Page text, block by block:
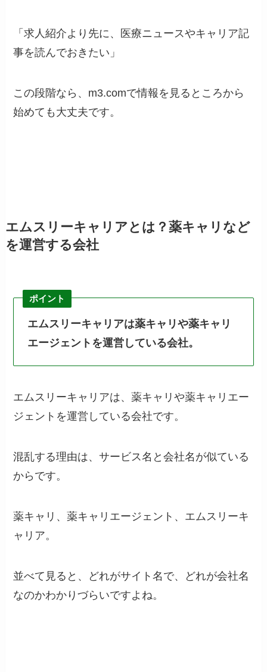
「求人紹介より先に、医療ニュースやキャリア記
事を読んでおきたい」
この段階なら、m3.comで情報を見るところから
始めても大丈夫です。
エムスリーキャリアとは？薬キャリなど
を運営する会社
ポイント
エムスリーキャリアは薬キャリや薬キャリ
エージェントを運営している会社。
エムスリーキャリアは、薬キャリや薬キャリエー
ジェントを運営している会社です。
混乱する理由は、サービス名と会社名が似ている
からです。
薬キャリ、薬キャリエージェント、エムスリーキ
ャリア。
並べて見ると、どれがサイト名で、どれが会社名
なのかわかりづらいですよね。